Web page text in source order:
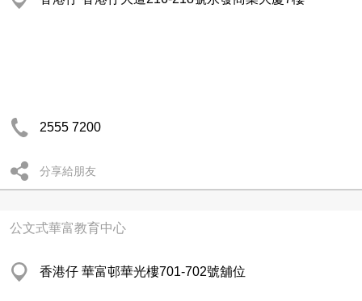
2555 7200
分享給朋友
公文式華富教育中心
香港仔 華富邨華光樓701-702號舖位